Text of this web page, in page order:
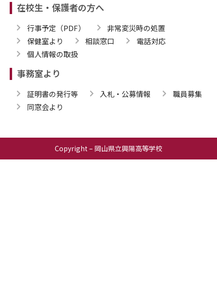
在校生・保護者の方へ
行事予定（PDF）
非常変災時の処置
保健室より
相談窓口
電話対応
個人情報の取扱
事務室より
証明書の発行等 入札・公募情報
職員募集
同窓会より
Copyright – 岡山県立興陽高等学校